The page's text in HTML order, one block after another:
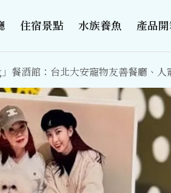
住宿景點 水族養魚 產品
」餐酒館：台北大安寵物友善餐廳、人